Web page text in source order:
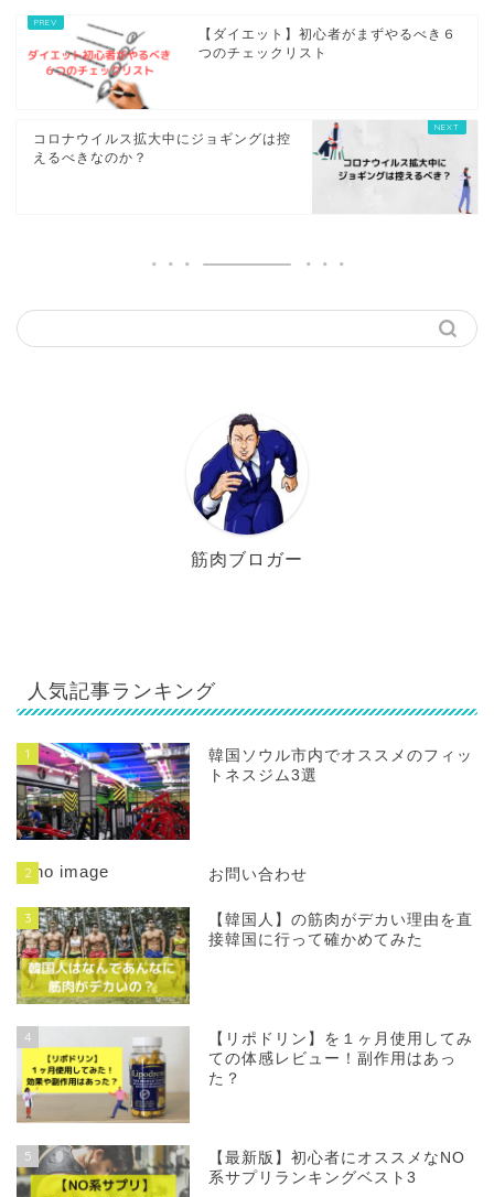
【ダイエット】初心者がまずやるべき６
つのチェックリスト
コロナウイルス拡大中にジョギングは控
えるべきなのか？
筋肉ブロガー
人気記事ランキング
1
韓国ソウル市内でオススメのフィッ
トネスジム3選
2 お問い合わせ
3
【韓国人】の筋肉がデカい理由を直
接韓国に行って確かめてみた
4
【リポドリン】を１ヶ月使用してみ
ての体感レビュー！副作用はあっ
た？
5
【最新版】初心者にオススメなNO
系サプリランキングベスト3